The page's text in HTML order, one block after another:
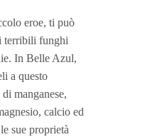
eroe, ti può
terribili funghi
In Belle Azul,
a questo
manganese,
calcio ed
sue proprietà